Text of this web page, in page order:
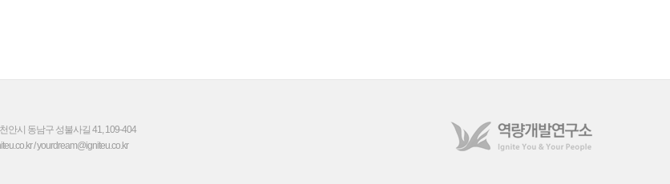
안시 동남구 성불사길 41, 109-404
/ yourdream@igniteu.co.kr